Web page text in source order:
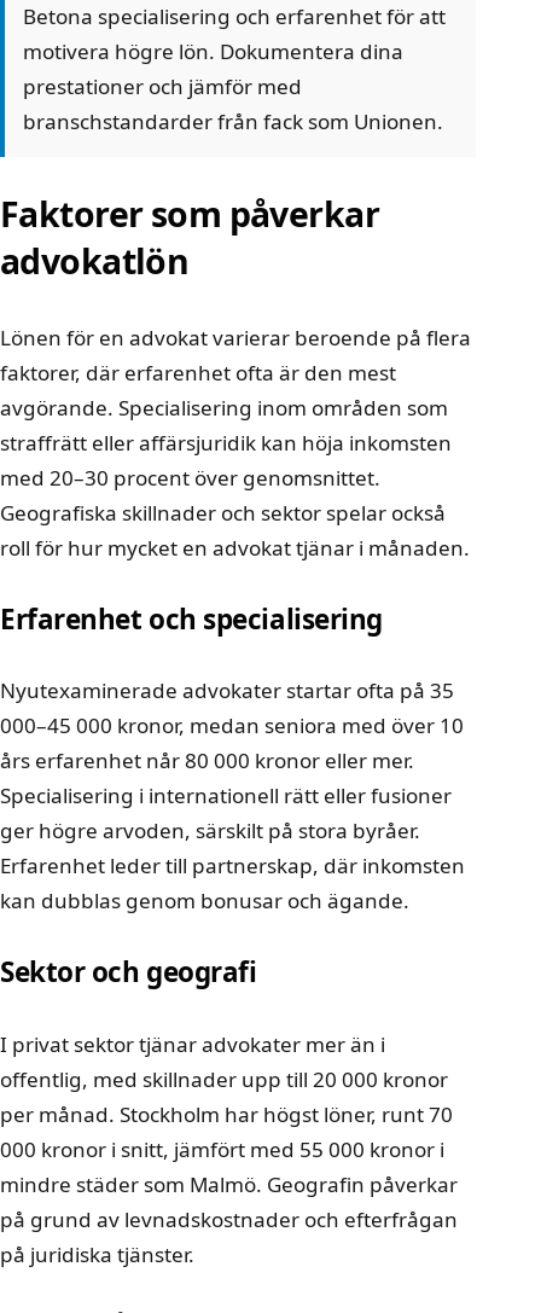
Betona specialisering och erfarenhet för att
motivera högre lön. Dokumentera dina
prestationer och jämför med
branschstandarder från fack som Unionen.
Faktorer som påverkar
advokatlön
Lönen för en advokat varierar beroende på flera
faktorer, där erfarenhet ofta är den mest
avgörande. Specialisering inom områden som
straffrätt eller affärsjuridik kan höja inkomsten
med 20–30 procent över genomsnittet.
Geografiska skillnader och sektor spelar också
roll för hur mycket en advokat tjänar i månaden.
Erfarenhet och specialisering
Nyutexaminerade advokater startar ofta på 35
000–45 000 kronor, medan seniora med över 10
års erfarenhet når 80 000 kronor eller mer.
Specialisering i internationell rätt eller fusioner
ger högre arvoden, särskilt på stora byråer.
Erfarenhet leder till partnerskap, där inkomsten
kan dubblas genom bonusar och ägande.
Sektor och geografi
I privat sektor tjänar advokater mer än i
offentlig, med skillnader upp till 20 000 kronor
per månad. Stockholm har högst löner, runt 70
000 kronor i snitt, jämfört med 55 000 kronor i
mindre städer som Malmö. Geografin påverkar
på grund av levnadskostnader och efterfrågan
på juridiska tjänster.